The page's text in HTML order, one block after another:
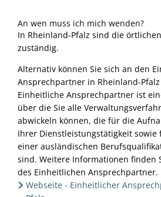
An wen muss ich mich wenden?
In Rheinland-Pfalz sind die
zuständig.
Alternativ können Sie sich an den
Ansprechpartner in Rheinland-
Einheitliche Ansprechpartner ist
über die Sie alle
abwickeln können, die für die
Ihrer Dienstleistungstätigkeit
einer ausländischen
sind. Weitere Informationen finden
des Einheitlichen Ansprechpartner.
Webseite - Einheitlicher